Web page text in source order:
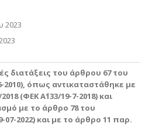
2023
διατάξεις του άρθρου 67 του
2010), όπως αντικαταστάθηκε με
(ΦΕΚ Α΄133/19-7-2018) και
με το άρθρο 78 του
07-2022) και με το άρθρο 11 παρ.